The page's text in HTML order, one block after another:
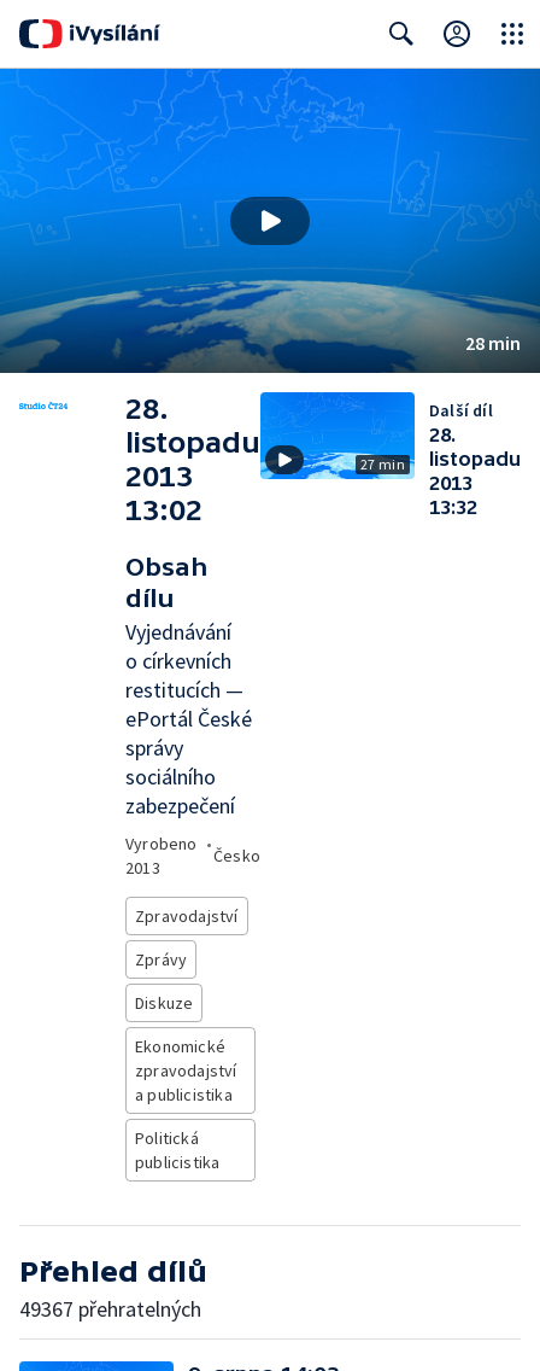
28 min
28.
listopadu
2013
13:02
Obsah
dílu
Vyjednávání
o církevních
restitucích —
ePortál České
správy
sociálního
zabezpečení
Vyrobeno
2013
•
Česko
Zpravodajství
Zprávy
Diskuze
Ekonomické
zpravodajství
a publicistika
Politická
publicistika
27 min
Další díl
28.
listopadu
2013
13:32
Přehled dílů
49367 přehratelných